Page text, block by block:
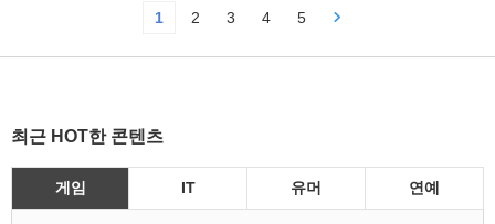
1 2 3 4 5
최근 HOT한 콘텐츠
게임 IT 유머 연예